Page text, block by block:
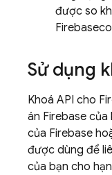
được so
Sử dụng
Khoá API cho
án Firebase
của Firebase
được dùng để
của bạn cho